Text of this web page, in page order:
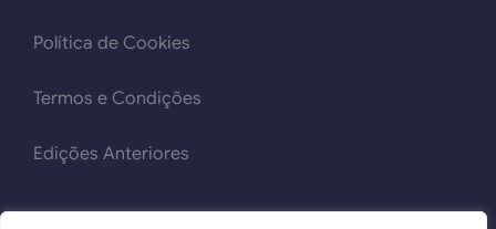
Política de Cookies
Termos e Condições
Edições Anteriores